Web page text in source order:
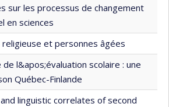
sur les processus de changement
en sciences
religieuse et personnes âgées
de l&apos;évaluation scolaire : une
Québec-Finlande
linguistic correlates of second